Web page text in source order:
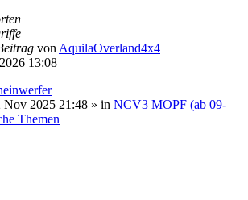
von AquilaOverland4x4
13:08
Nov 2025 21:48 » in NCV3 MOPF (ab 09-
Themen